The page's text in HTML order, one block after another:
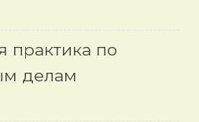
практика по
делам